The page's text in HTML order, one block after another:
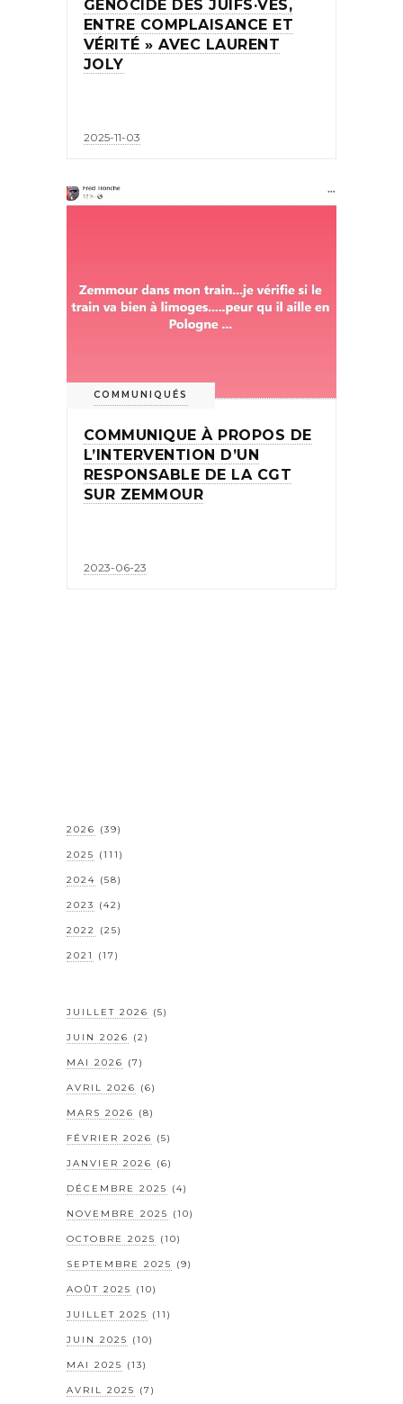
GÉNOCIDE DES JUIFS·VES,
ENTRE COMPLAISANCE ET
VÉRITÉ » AVEC LAURENT
JOLY
2025-11-03
COMMUNIQUÉS
COMMUNIQUE À PROPOS DE
L’INTERVENTION D’UN
RESPONSABLE DE LA CGT
SUR ZEMMOUR
2023-06-23
2026 (39)
2025 (111)
2024 (58)
2023 (42)
2022 (25)
2021 (17)
JUILLET 2026 (5)
JUIN 2026 (2)
MAI 2026 (7)
AVRIL 2026 (6)
MARS 2026 (8)
FÉVRIER 2026 (5)
JANVIER 2026 (6)
DÉCEMBRE 2025 (4)
NOVEMBRE 2025 (10)
OCTOBRE 2025 (10)
SEPTEMBRE 2025 (9)
AOÛT 2025 (10)
JUILLET 2025 (11)
JUIN 2025 (10)
MAI 2025 (13)
AVRIL 2025 (7)